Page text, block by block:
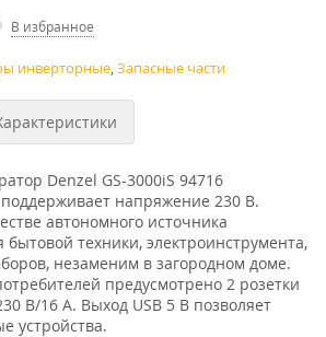
В избранное
инверторные,Запасные части
Denzel GS-3000iS 94716
напряжение 230 В.
автономного источника
бытовой техники, электроинструмента,
незаменим в загородном доме.
предусмотрено 2 розетки
В/16 А. Выход USB 5 В позволяет
устройства.